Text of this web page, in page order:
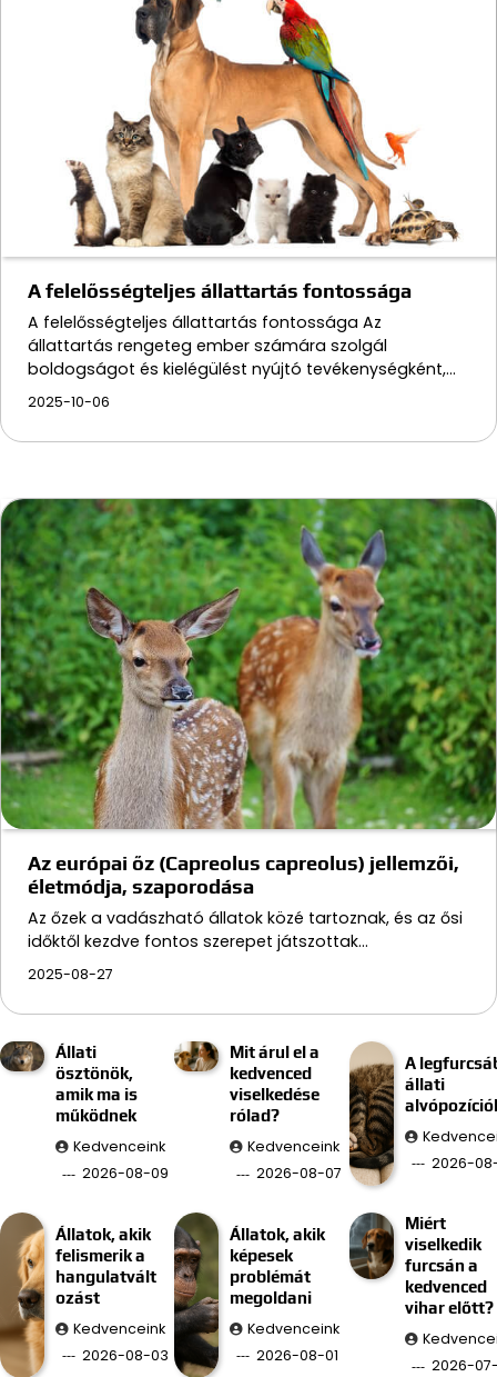
A felelősségteljes állattartás fontossága
A felelősségteljes állattartás fontossága Az
állattartás rengeteg ember számára szolgál
boldogságot és kielégülést nyújtó tevékenységként,…
2025-10-06
Az európai őz (Capreolus capreolus) jellemzői,
életmódja, szaporodása
Az őzek a vadászható állatok közé tartoznak, és az ősi
időktől kezdve fontos szerepet játszottak…
2025-08-27
Állati
ösztönök,
amik ma is
működnek
Kedvenceink
2026-08-09
Mit árul el a
kedvenced
viselkedése
rólad?
Kedvenceink
2026-08-07
A
állati
2026-
Állatok, akik
felismerik a
hangulatvált
ozást
Kedvenceink
2026-08-03
Állatok, akik
képesek
problémát
megoldani
Kedvenceink
2026-08-01
Miért
viselkedik
furcsán a
kedvenced
vihar előtt?
2026-